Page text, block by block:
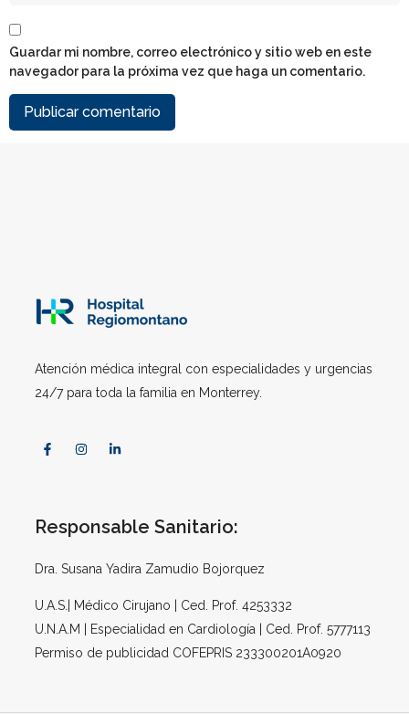
Guardar mi nombre, correo electrónico y sitio web en este
navegador para la próxima vez que haga un comentario.
Atención médica integral con especialidades y urgencias
24/7 para toda la familia en Monterrey.
Responsable Sanitario:
Dra. Susana Yadira Zamudio Bojorquez
U.A.S.| Médico Cirujano | Ced. Prof. 4253332
U.N.A.M | Especialidad en Cardiología | Ced. Prof. 5777113
Permiso de publicidad COFEPRIS 233300201A0920